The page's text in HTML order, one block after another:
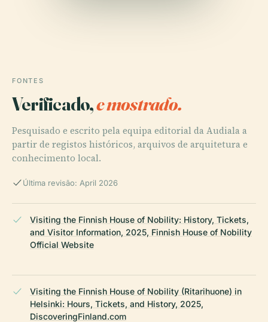
FONTES
Verificado,e mostrado.
Pesquisado e escrito pela equipa editorial da Audiala a
partir de registos históricos, arquivos de arquitetura e
conhecimento local.
Última revisão: April 2026
Visiting the Finnish House of Nobility: History, Tickets,
and Visitor Information, 2025, Finnish House of Nobility
Official Website
Visiting the Finnish House of Nobility (Ritarihuone) in
Helsinki: Hours, Tickets, and History, 2025,
DiscoveringFinland.com